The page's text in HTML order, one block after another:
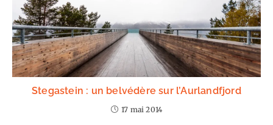
Stegastein : un belvédère sur l’Aurlandfjord
17 mai 2014